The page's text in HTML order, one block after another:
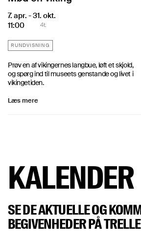
RUNDVISNING
7. apr. - 31. okt.
11:00
4t.
Prøv en af vikingernes langbue, løft et skjold,
og spørg ind til museets genstande og livet i
vikingetiden.
Læs mere
KALENDER
SE DE AKTUELLE OG
BEGIVENHEDER PÅ